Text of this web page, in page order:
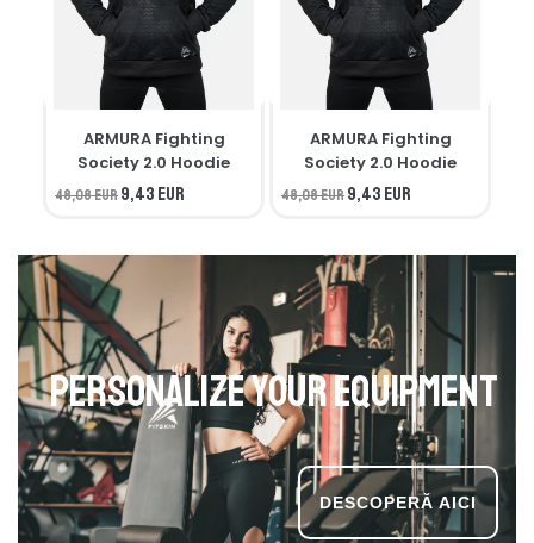
ARMURA Fighting
Society 2.0 Hoodie
48,08 EUR9,43 EUR
ARMURA Fighting
Society 2.0 Hoodie
48,08 EUR9,43 EUR
Personalize your equipment